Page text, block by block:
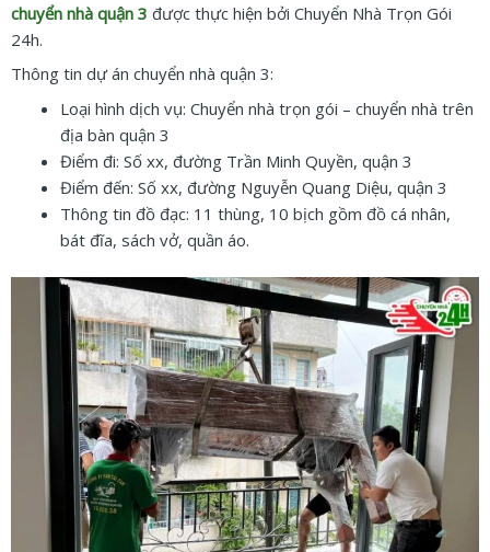
chuyển nhà quận 3 được thực hiện bởi Chuyển Nhà Trọn Gói
24h.
Thông tin dự án chuyển nhà quận 3:
Loại hình dịch vụ: Chuyển nhà trọn gói – chuyển nhà trên
địa bàn quận 3
Điểm đi: Số xx, đường Trần Minh Quyền, quận 3
Điểm đến: Số xx, đường Nguyễn Quang Diệu, quận 3
Thông tin đồ đạc: 11 thùng, 10 bịch gồm đồ cá nhân,
bát đĩa, sách vở, quần áo.